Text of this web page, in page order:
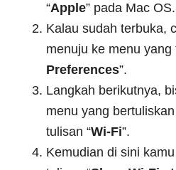
“Apple” pada Mac OS.
Kalau sudah terbuka,
menuju ke menu yang
Preferences”.
Langkah berikutnya,
menu yang bertuliskan
tulisan “Wi-Fi”.
Kemudian di sini